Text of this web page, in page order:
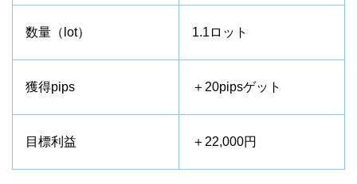
数量（lot） 1.1ロット
獲得pips ＋20pipsゲット
目標利益 ＋22,000円